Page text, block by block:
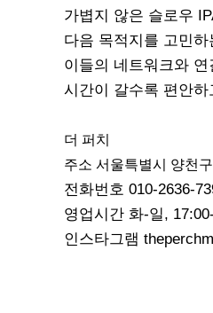
가볍지 않은 슬로우
다음 목적지를 고민
이들의 네트워크와
시간이 갈수록 편안
더 퍼치
주소 서울특별시 양천
전화번호 010-2636-
영업시간 화-일,
인스타그램